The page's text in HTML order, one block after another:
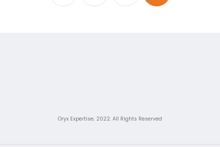
Oryx Expertise; 2022. All Rights Reserved